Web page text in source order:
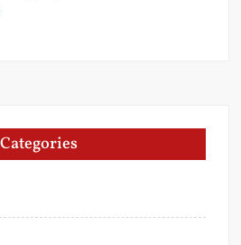
Categories